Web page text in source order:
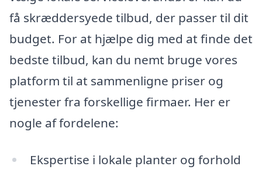
få skræddersyede tilbud, der passer til dit
budget. For at hjælpe dig med at finde det
bedste tilbud, kan du nemt bruge vores
platform til at sammenligne priser og
tjenester fra forskellige firmaer. Her er
nogle af fordelene:
Ekspertise i lokale planter og forhold